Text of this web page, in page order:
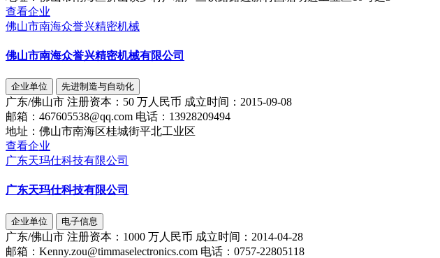
查看企业
佛山市南海众誉兴精密机械
佛山市南海众誉兴精密机械有限公司
企业单位 先进制造与自动化
广东/佛山市 注册资本： 50 万人民币 成立时间： 2015-09-08
邮箱： 467605538@qq.com 电话： 13928209494
地址： 佛山市南海区桂城街平北工业区
查看企业
广东天玛仕科技有限公司
广东天玛仕科技有限公司
企业单位 电子信息
广东/佛山市 注册资本： 1000 万人民币 成立时间： 2014-04-28
邮箱： Kenny.zou@timmaselectronics.com 电话： 0757-22805118